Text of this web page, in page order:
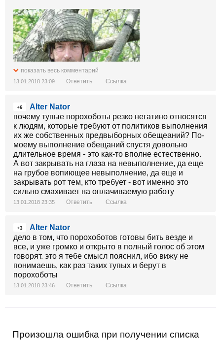
показать весь комментарий
13.01.2018 23:09 Ответить Ссылка
+6
Alter Nator
почему тупые порохоботы резко негатино относятся
к людям, которые требуют от политиков выполнения
их же собственных предвыборных обещеаний? По-
моему выполнение обещаний спустя довольно
длительное время - это как-то вполне естественно.
А вот закрывать на глаза на невыполнение, да еще
на грубое вопиющее невыполнение, да еще и
закрывать рот тем, кто требует - вот именно это
сильно смахивает на оплачиваемую работу
13.01.2018 23:35 Ответить Ссылка
+3
Alter Nator
дело в том, что порохоботов готовы бить везде и
все, и уже громко и открыто в полный голос об этом
говорят. это я тебе смысл пояснил, ибо вижу не
понимаешь, как раз таких тупых и берут в
порохоботы
13.01.2018 23:46 Ответить Ссылка
Произошла ошибка при получении списка